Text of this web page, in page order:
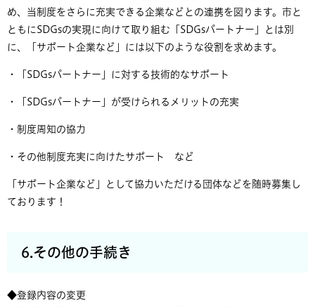
め、当制度をさらに充実できる企業などとの連携を図ります。市と
ともにSDGsの実現に向けて取り組む「SDGsパートナー」とは別
に、「サポート企業など」には以下のような役割を求めます。
・「SDGsパートナー」に対する技術的なサポート
・「SDGsパートナー」が受けられるメリットの充実
・制度周知の協力
・その他制度充実に向けたサポート など
「サポート企業など」として協力いただける団体などを随時募集し
ております！
6.その他の手続き
◆登録内容の変更